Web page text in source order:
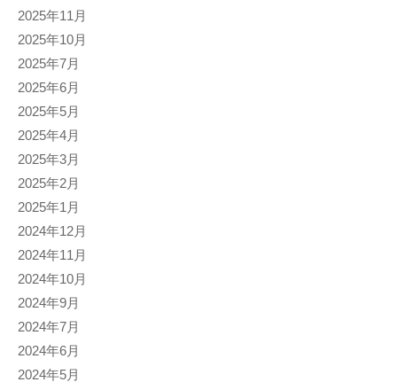
2025年11月
2025年10月
2025年7月
2025年6月
2025年5月
2025年4月
2025年3月
2025年2月
2025年1月
2024年12月
2024年11月
2024年10月
2024年9月
2024年7月
2024年6月
2024年5月